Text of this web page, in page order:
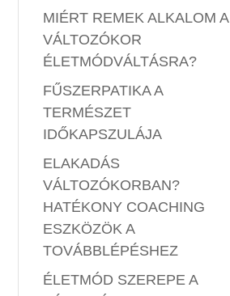
MIÉRT REMEK ALKALOM A
VÁLTOZÓKOR
ÉLETMÓDVÁLTÁSRA?
FŰSZERPATIKA A
TERMÉSZET
IDŐKAPSZULÁJA
ELAKADÁS
VÁLTOZÓKORBAN?
HATÉKONY COACHING
ESZKÖZÖK A
TOVÁBBLÉPÉSHEZ
ÉLETMÓD SZEREPE A